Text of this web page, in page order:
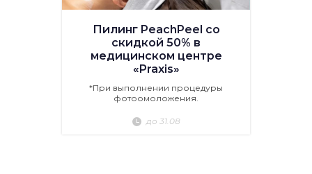
Пилинг PeachPeel со
скидкой 50% в
медицинском центре
«Praxis»
*При выполнении процедуры
фотоомоложения.
до 31.08